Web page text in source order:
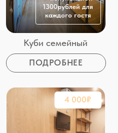
Куби-твин
ПОДРОБНЕЕ
+ полупансион
1300рублей для
каждого гостя
от 4 400₽